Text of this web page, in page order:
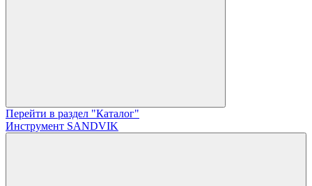
Перейти в раздел "Каталог"
Инструмент SANDVIK